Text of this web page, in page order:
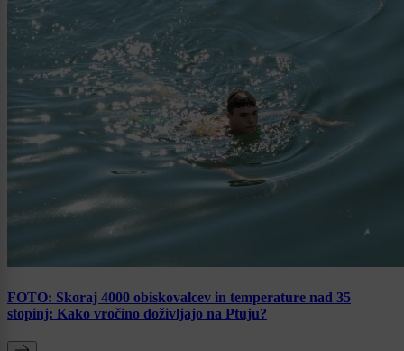
FOTO: Skoraj 4000 obiskovalcev in temperature nad 35
stopinj: Kako vročino doživljajo na Ptuju?